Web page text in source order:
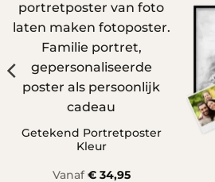
Getekend Portretposter
Kleur
Vanaf€34,95